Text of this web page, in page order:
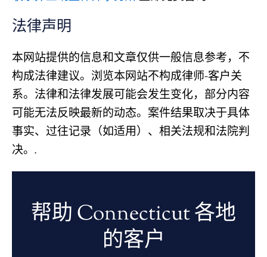
法律声明
本网站提供的信息和文章仅供一般信息参考，不
构成法律建议。浏览本网站不构成律师-客户关
系。法律和法律发展可能会发生变化，部分内容
可能无法反映最新的动态。案件结果取决于具体
事实、过往记录（如适用）、相关法规和法院判
决。.
帮助 Connecticut 各地
的客户